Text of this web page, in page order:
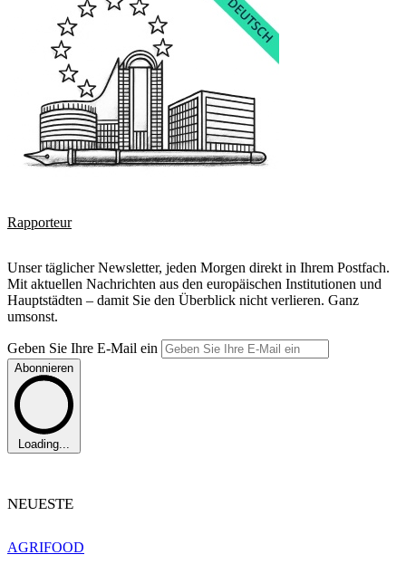
Rapporteur
Unser täglicher Newsletter, jeden Morgen direkt in Ihrem Postfach.
Mit aktuellen Nachrichten aus den europäischen Institutionen und
Hauptstädten – damit Sie den Überblick nicht verlieren. Ganz
umsonst.
Geben Sie Ihre E-Mail ein
Abonnieren
Loading...
NEUESTE
AGRIFOOD